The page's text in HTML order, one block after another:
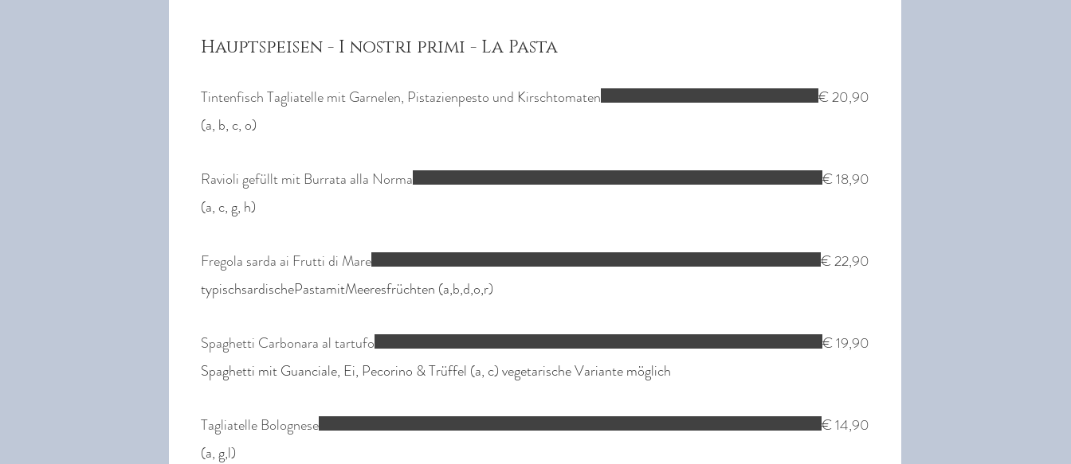
Hauptspeisen - I nostri primi - La Pasta
Tintenfisch Tagliatelle mit Garnelen, Pistazienpesto und Kirschtomaten
(a, b, c, o)
€ 20,90
Ravioli gefüllt mit Burrata alla Norma
(a, c, g, h)
€ 18,90
Fregola sarda ai Frutti di Mare
typischsardischePastamitMeeresfrüchten (a,b,d,o,r)
€ 22,90
Spaghetti Carbonara al tartufo
€ 19,90
Tagliatelle Bolognese
(a, g,l)
€ 14,90